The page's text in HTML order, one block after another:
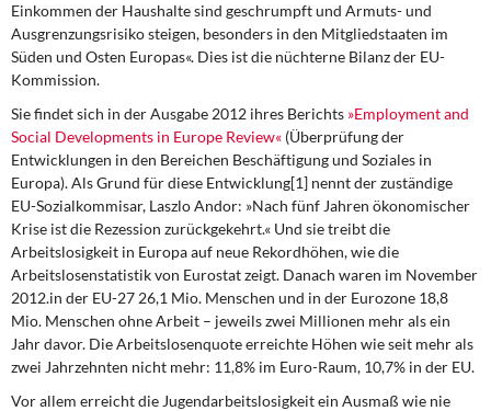
Steuer- und Finanzpolitik
Öffentliche Infrastruktur und Daseinsvorsorge
Eurokrise und Griechenland
DIE LINKE
Weitere Themen
Memo-Gruppe
Institut Solidarische Moderne
Rosa-Luxemburg-Stiftung
Einkommen der Haushalte sind geschrumpft und Armuts- und
Ausgrenzungsrisiko steigen, besonders in den Mitgliedstaaten im
Süden und Osten Europas«. Dies ist die nüchterne Bilanz der EU-
Kommission.
Sie findet sich in der Ausgabe 2012 ihres Berichts »Employment and
Social Developments in Europe Review« (Überprüfung der
Entwicklungen in den Bereichen Beschäftigung und Soziales in
Europa). Als Grund für diese Entwicklung[1] nennt der zuständige
EU-Sozialkommisar, Laszlo Andor: »Nach fünf Jahren ökonomischer
Krise ist die Rezession zurückgekehrt.« Und sie treibt die
Arbeitslosigkeit in Europa auf neue Rekordhöhen, wie die
Arbeitslosenstatistik von Eurostat zeigt. Danach waren im November
2012.in der EU-27 26,1 Mio. Menschen und in der Eurozone 18,8
Mio. Menschen ohne Arbeit – jeweils zwei Millionen mehr als ein
Jahr davor. Die Arbeitslosenquote erreichte Höhen wie seit mehr als
zwei Jahrzehnten nicht mehr: 11,8% im Euro-Raum, 10,7% in der EU.
Vor allem erreicht die Jugendarbeitslosigkeitein Ausmaß wie nie